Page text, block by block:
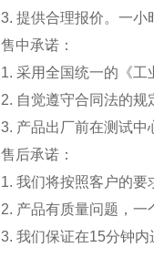
3. 提供合理报价。一小
售中承诺：
1. 采用全国统一的《工
2. 自觉遵守合同法的规
3. 产品出厂前在测试中
售后承诺：
1. 我们将按照客户的要
2. 产品有质量问题，一
3. 我们保证在15分钟内